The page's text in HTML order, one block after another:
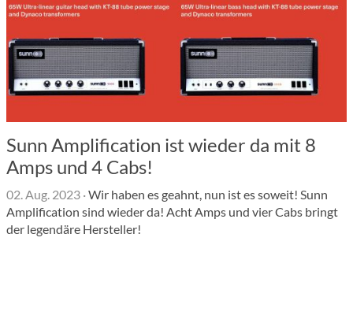
Sunn Amplification ist wieder da mit 8
Amps und 4 Cabs!
02. Aug. 2023 ·Wir haben es geahnt, nun ist es soweit! Sunn
Amplification sind wieder da! Acht Amps und vier Cabs bringt
der legendäre Hersteller!